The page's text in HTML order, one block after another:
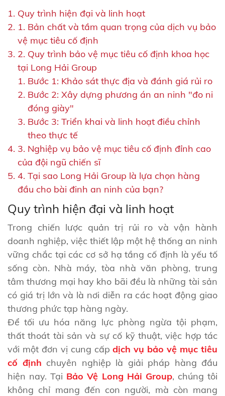
Quy trình hiện đại và linh hoạt
1. Bản chất và tầm quan trọng của dịch vụ bảo
vệ mục tiêu cố định
2. Quy trình bảo vệ mục tiêu cố định khoa học
tại Long Hải Group
Bước 1: Khảo sát thực địa và đánh giá rủi ro
Bước 2: Xây dựng phương án an ninh "đo ni
đóng giày"
Bước 3: Triển khai và linh hoạt điều chỉnh
theo thực tế
3. Nghiệp vụ bảo vệ mục tiêu cố định đỉnh cao
của đội ngũ chiến sĩ
4. Tại sao Long Hải Group là lựa chọn hàng
đầu cho bài đinh an ninh của bạn?
Quy trình hiện đại và linh hoạt
Trong chiến lược quản trị rủi ro và vận hành
doanh nghiệp, việc thiết lập một hệ thống an ninh
vững chắc tại các cơ sở hạ tầng cố định là yếu tố
sống còn. Nhà máy, tòa nhà văn phòng, trung
tâm thương mại hay kho bãi đều là những tài sản
có giá trị lớn và là nơi diễn ra các hoạt động giao
thương phức tạp hàng ngày.
Để tối ưu hóa năng lực phòng ngừa tội phạm,
thất thoát tài sản và sự cố kỹ thuật, việc hợp tác
với một đơn vị cung cấpdịch vụ bảo vệ mục tiêu
cố định chuyên nghiệp là giải pháp hàng đầu
hiện nay. Tại Bảo Vệ Long Hải Group, chúng tôi
không chỉ mang đến con người, mà còn mang